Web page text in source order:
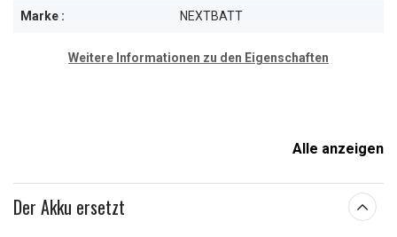
Marke : NEXTBATT
Weitere Informationen zu den Eigenschaften
Alle anzeigen
Der Akku ersetzt